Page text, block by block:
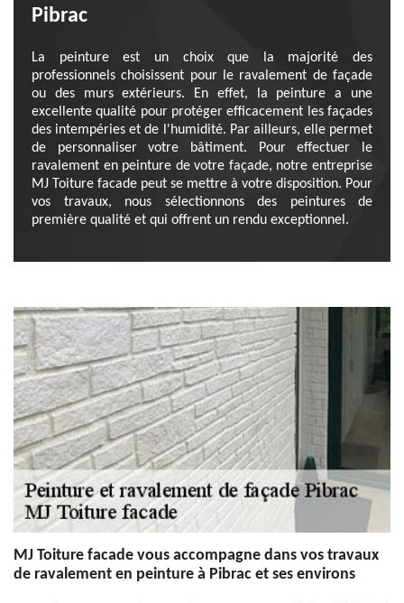
Pibrac
La peinture est un choix que la majorité des
professionnels choisissent pour le ravalement de façade
ou des murs extérieurs. En effet, la peinture a une
excellente qualité pour protéger efficacement les façades
des intempéries et de l'humidité. Par ailleurs, elle permet
de personnaliser votre bâtiment. Pour effectuer le
ravalement en peinture de votre façade, notre entreprise
MJ Toiture facade peut se mettre à votre disposition. Pour
vos travaux, nous sélectionnons des peintures de
première qualité et qui offrent un rendu exceptionnel.
MJ Toiture facade vous accompagne dans vos travaux
de ravalement en peinture à Pibrac et ses environs